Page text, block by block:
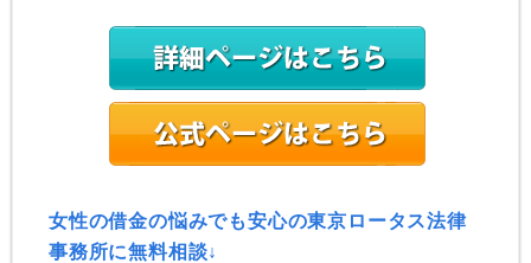
女性の借金の悩みでも安心の東京ロータス法律
事務所に無料相談↓